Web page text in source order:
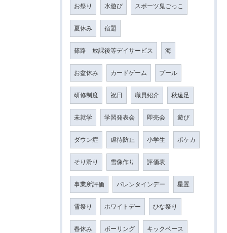
お祭り 水遊び スポーツ鬼ごっこ
夏休み 宿題
篠路 放課後等デイサービス 海
お盆休み カードゲーム プール
研修制度 祝日 職員紹介 秋遠足
未就学 学習発表会 即売会 遊び
ダウン症 虐待防止 小学生 ポケカ
そり滑り 雪像作り 評価表
事業所評価 バレンタインデー 星置
雪祭り ホワイトデー ひな祭り
春休み ボーリング キックベース